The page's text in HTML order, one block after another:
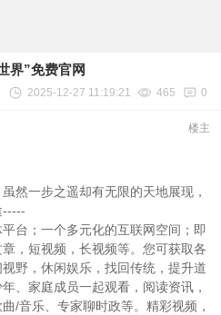
界”免费官网
2025-12-27 11:19:21 465 0
楼主
然一步之遥却有无限的天地展现，
-----
台；一个多元化的互联网空间；即
，短视频，长视频等。您可获取各
野，休闲娱乐，找回传统，提升道
、家庭成员一起观看，阅读资讯，
/音乐、专家聊时政等。精彩视频，